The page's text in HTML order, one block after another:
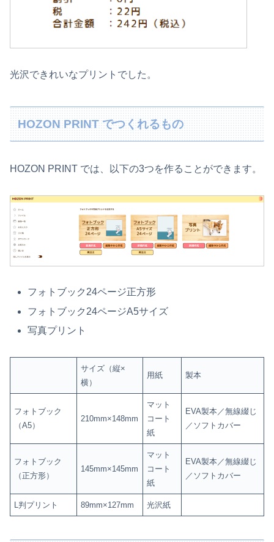
光沢できれいなプリントでした。
HOZON PRINT でつくれるもの
HOZON PRINT では、以下の3つを作ることができます。
フォトブック24ページ正方形
フォトブック24ページA5サイズ
写真プリント
サイズ（縦×
横）
用紙 製本
フォトブック
（A5）
210mm×148mm
マット
コート
紙
EVA製本／無線綴じ
／ソフトカバー
フォトブック
（正方形）
145mm×145mm
マット
コート
紙
EVA製本／無線綴じ
／ソフトカバー
L判プリント 89mm×127mm 光沢紙